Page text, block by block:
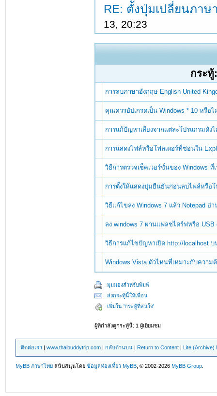
RE: ตั้งปุ่มเปลี่ยนภาษ
13, 20:23
กระทู้
การลบภาษาอังกฤษ English United
คุณควรอัปเกรดเป็น Windows * 10 หรือไ
การแก้ปัญหาเสียงจากแต่ละโปรแกรมดัง
การแสดงไฟล์หรือโฟลเดอร์ที่ซ่อนใน
วิธีการตรวจเช็คเวอร์ชั่นของ Windows ที่
การตั้งให้แสดงปุ่มยืนยันก่อนลบไฟล์หรือโ
วิธีแก้ไขลง Windows 7 แล้ว Notepad อ่
ลง windows 7 ผ่านแฟลชไดร์ฟหรือ USB
วิธีการแก้ไขปัญหาเปิด http://localhost บ
Windows Vista ตัวไหนที่เหมาะกับความ
มุมมองสำหรับพิมพ์
ส่งกระทู้นี้ให้เพื่อน
เพิ่มใน 'กระทู้ที่สนใจ'
ผู้ที่กำลังดูกระทู้นี้: 1 ผู้เยี่ยมชม
ติดต่อเรา |www.thaibuddytrip.com |กลับด้านบน | Return to Content | Lite (Archive)
MyBB ภาษาไทย สนับสนุนโดยข้อมูลท่องเที่ยว MyBB , © 2002-2026MyBB Group